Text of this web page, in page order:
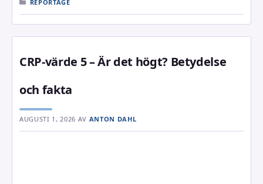
REPORTAGE
CRP-värde 5 – Är det högt? Betydelse
och fakta
AUGUSTI 1, 2026 AV ANTON DAHL